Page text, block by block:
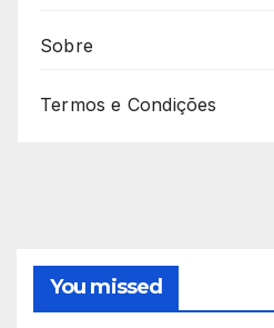
Sobre
Termos e Condições
You missed